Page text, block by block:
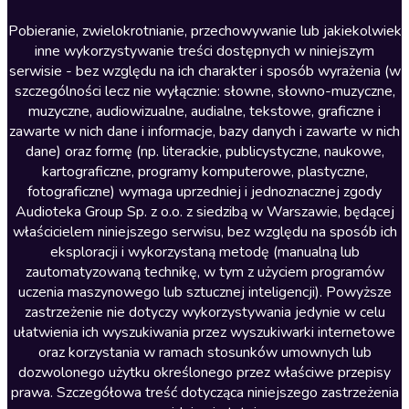
Literatura anglojęzyczna
Literatura faktu
Literatura obyczajowa
Literatura piękna obca
Literatura piękna polska
Nagrania relaksacyjne
Nauka języków
Nauki humanistyczne
Podcasty i audycje
Polityka
Prasa
Religia
Romans
Pobieranie, zwielokrotnianie, przechowywanie lub jakiekolwiek
inne wykorzystywanie treści dostępnych w niniejszym
serwisie - bez względu na ich charakter i sposób wyrażenia (w
szczególności lecz nie wyłącznie: słowne, słowno-muzyczne,
muzyczne, audiowizualne, audialne, tekstowe, graficzne i
zawarte w nich dane i informacje, bazy danych i zawarte w nich
dane) oraz formę (np. literackie, publicystyczne, naukowe,
kartograficzne, programy komputerowe, plastyczne,
fotograficzne) wymaga uprzedniej i jednoznacznej zgody
Audioteka Group Sp. z o.o. z siedzibą w Warszawie, będącej
właścicielem niniejszego serwisu, bez względu na sposób ich
eksploracji i wykorzystaną metodę (manualną lub
zautomatyzowaną technikę, w tym z użyciem programów
uczenia maszynowego lub sztucznej inteligencji). Powyższe
zastrzeżenie nie dotyczy wykorzystywania jedynie w celu
ułatwienia ich wyszukiwania przez wyszukiwarki internetowe
oraz korzystania w ramach stosunków umownych lub
dozwolonego użytku określonego przez właściwe przepisy
prawa. Szczegółowa treść dotycząca niniejszego zastrzeżenia